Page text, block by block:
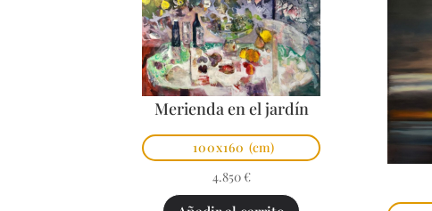
Merienda en el jardín
100x160 (cm)
4.850 €